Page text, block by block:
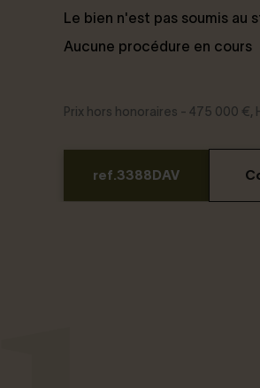
Le bien n'est pas soumis
Aucune procédure en cours
Prix hors honoraires - 475 000
ref.3388DAV